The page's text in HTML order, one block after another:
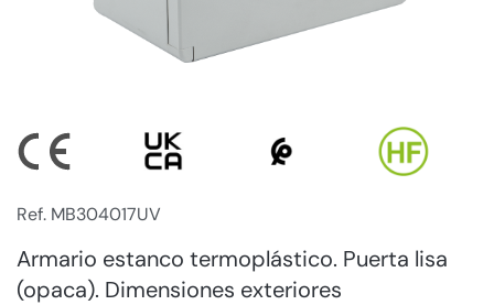
Ref. MB304017UV
Armario estanco termoplástico. Puerta lisa
(opaca). Dimensiones exteriores